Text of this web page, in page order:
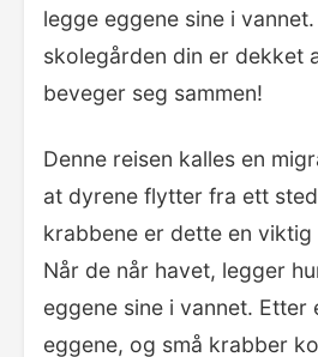
legge eggene sine i
skolegården din er dekket
beveger seg sammen!
Denne reisen kalles en
at dyrene flytter fra ett
krabbene er dette en
Når de når havet, legger
eggene sine i vannet. Etter
eggene, og små krabber